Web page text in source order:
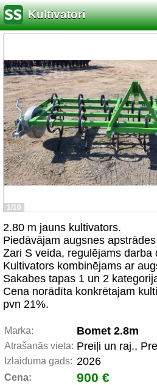
Kultivatori
1/10
2.80 m jauns kultivators.
Piedāvājam augsnes
Zari S veida, regulējams darba
Kultivators kombinējams ar
Sakabes tapas 1 un 2
Cena norādīta konkrētajam
pvn 21%.
Marka: Bomet 2.8m
Atrašanās vieta: Preiļi un raj.,
Izlaiduma gads: 2026
Cena: 900 €